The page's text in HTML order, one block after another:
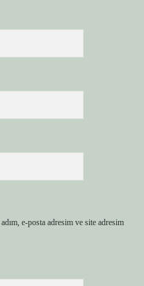
e-posta adresim ve site adresim